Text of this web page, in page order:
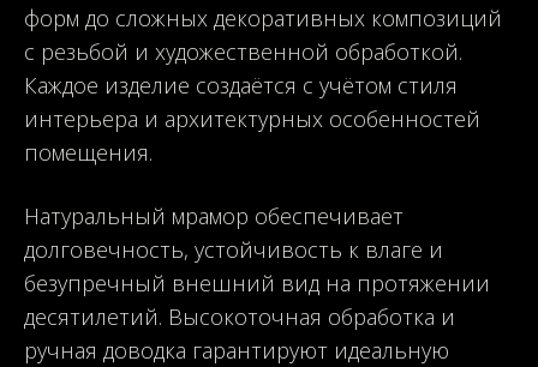
форм до сложных декоративных композиций
с резьбой и художественной обработкой.
Каждое изделие создаётся с учётом стиля
интерьера и архитектурных особенностей
помещения.
Натуральный мрамор обеспечивает
долговечность, устойчивость к влаге и
безупречный внешний вид на протяжении
десятилетий. Высокоточная обработка и
ручная доводка гарантируют идеальную